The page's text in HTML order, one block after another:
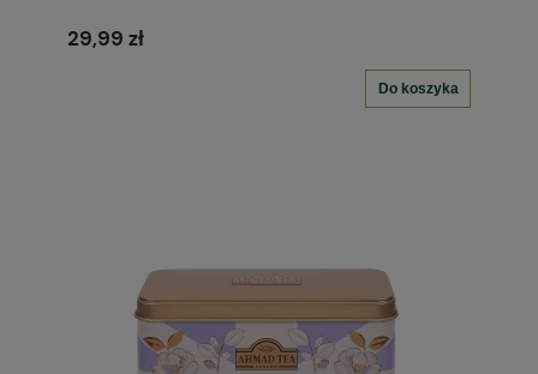
29,99 zł
Do koszyka